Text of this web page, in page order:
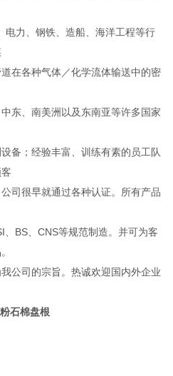
力、钢铁、造船、海洋工程等行
在各种气体／化学流体输送中的密
东、南美洲以及东南亚等许多国家
；经验丰富、训练有素的员工队
司很早就通过各种认证。所有产品
BS、CNS等规范制造。并可为客
公司的宗旨。热诚欢迎国内外企业
石棉盘根